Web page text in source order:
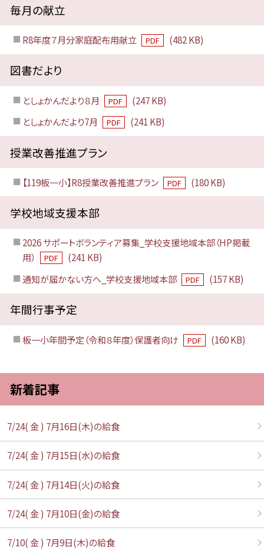
毎月の献立
R8年度７月分家庭配布用献立 PDF (482 KB)
図書だより
としょかんだより８月 PDF
(247 KB)
としょかんだより7月
PDF (241 KB)
授業改善推進プラン
【119板一小】R8授業改善推進プラン PDF (180 KB)
学校地域支援本部
2026 サポートボランティア募集_学校支援地域本部（HP掲載
用）
PDF
(241 KB)
通知が届かない方へ_学校支援地域本部
PDF (157 KB)
年間行事予定
板一小年間予定（令和８年度）保護者向け PDF (160 KB)
新着記事
7/24( 金 ) 7月16日(木)の給食
7/24( 金 ) 7月15日(水)の給食
7/24( 金 ) 7月14日(火)の給食
7/24( 金 ) 7月10日(金)の給食
7/10( 金 ) 7月9日(木)の給食